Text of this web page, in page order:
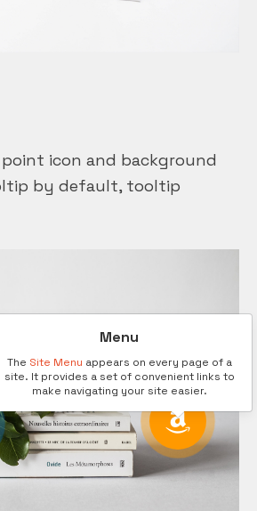
icon and background
by default, tooltip
Menu
The Site Menu appears on every page of a
site. It provides a set of convenient links to
make navigating your site easier.